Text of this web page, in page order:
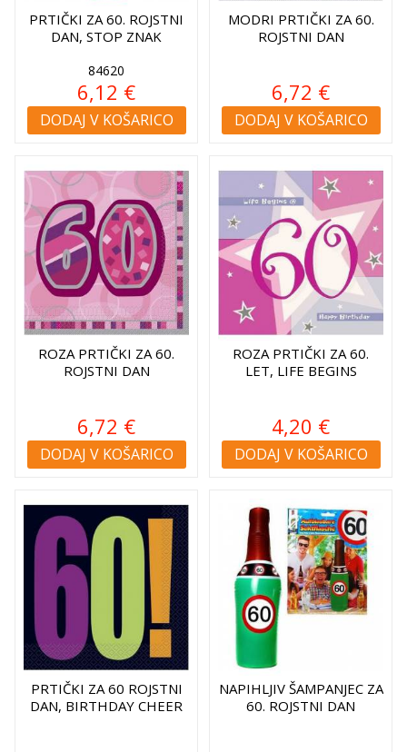
PRTIČKI ZA 60. ROJSTNI
DAN, STOP ZNAK
84620
6,12 €
DODAJ V KOŠARICO
MODRI PRTIČKI ZA 60.
ROJSTNI DAN
6,72 €
DODAJ V KOŠARICO
ROZA PRTIČKI ZA 60.
ROJSTNI DAN
6,72 €
DODAJ V KOŠARICO
ROZA PRTIČKI ZA 60.
LET, LIFE BEGINS
4,20 €
DODAJ V KOŠARICO
PRTIČKI ZA 60 ROJSTNI
DAN, BIRTHDAY CHEER
NAPIHLJIV ŠAMPANJEC ZA
60. ROJSTNI DAN